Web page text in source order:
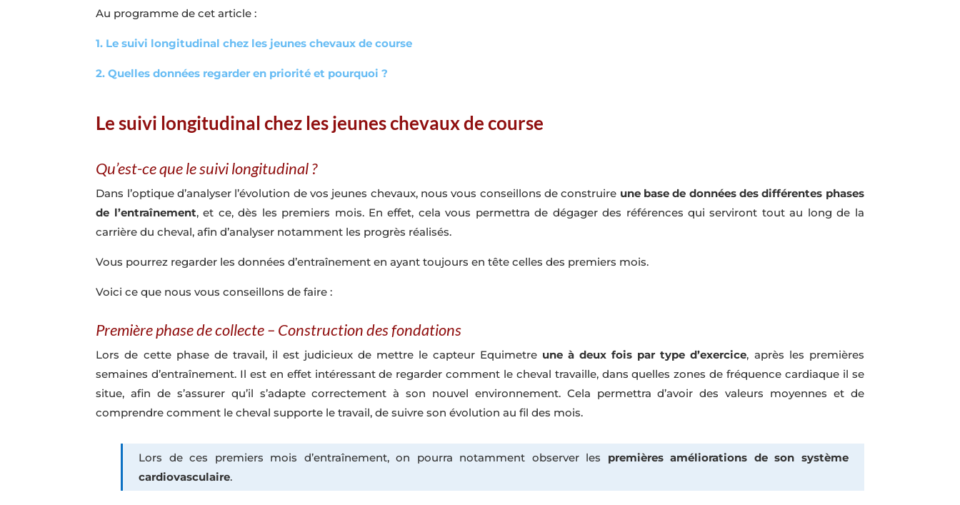
Au programme de cet article :
1. Le suivi longitudinal chez les jeunes chevaux de course
2. Quelles données regarder en priorité et pourquoi ?
Le suivi longitudinal chez les jeunes chevaux de course
Qu’est-ce que le suivi longitudinal ?
Dans l’optique d’analyser l’évolution de vos jeunes chevaux, nous vous conseillons de construire une base de données des différentes phases
de l’entraînement, et ce, dès les premiers mois. En effet, cela vous permettra de dégager des références qui serviront tout au long de la
carrière du cheval, afin d’analyser notamment les progrès réalisés.
Vous pourrez regarder les données d’entraînement en ayant toujours en tête celles des premiers mois.
Voici ce que nous vous conseillons de faire :
Première phase de collecte – Construction des fondations
Lors de cette phase de travail, il est judicieux de mettre le capteur Equimetre une à deux fois par type d’exercice, après les premières
semaines d’entraînement. Il est en effet intéressant de regarder comment le cheval travaille, dans quelles zones de fréquence cardiaque il se
situe, afin de s’assurer qu’il s’adapte correctement à son nouvel environnement. Cela permettra d’avoir des valeurs moyennes et de
comprendre comment le cheval supporte le travail, de suivre son évolution au fil des mois.
Lors de ces premiers mois d’entraînement, on pourra notamment observer les premières améliorations de son système
cardiovasculaire.